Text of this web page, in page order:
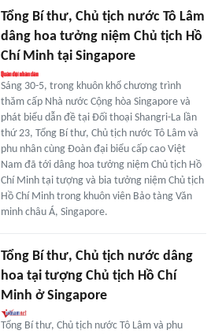
Tổng Bí thư, Chủ tịch nước Tô Lâm
dâng hoa tưởng niệm Chủ tịch Hồ
Chí Minh tại Singapore
Sáng 30-5, trong khuôn khổ chương trình
thăm cấp Nhà nước Cộng hòa Singapore và
phát biểu dẫn đề tại Đối thoại Shangri-La lần
thứ 23, Tổng Bí thư, Chủ tịch nước Tô Lâm và
phu nhân cùng Đoàn đại biểu cấp cao Việt
Nam đã tới dâng hoa tưởng niệm Chủ tịch Hồ
Chí Minh tại tượng và bia tưởng niệm Chủ tịch
Hồ Chí Minh trong khuôn viên Bảo tàng Văn
minh châu Á, Singapore.
Tổng Bí thư, Chủ tịch nước dâng
hoa tại tượng Chủ tịch Hồ Chí
Minh ở Singapore
Tổng Bí thư, Chủ tịch nước Tô Lâm và phu